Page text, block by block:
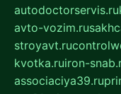
autodoctorservis.ru
avto-vozim.ru
stroyavt.ru
kvotka.ruiron-
associaciya39.ru